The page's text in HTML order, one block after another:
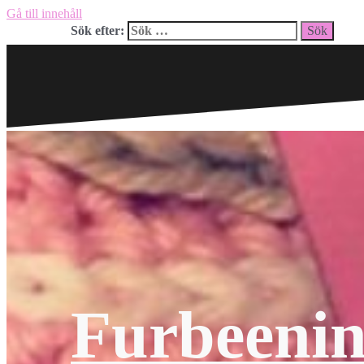
Gå till innehåll
Sök efter: